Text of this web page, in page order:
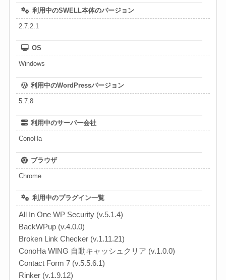
利用中のSWELL本体のバージョン
2.7.2.1
OS
Windows
利用中のWordPressバージョン
5.7.8
利用中のサーバー会社
ConoHa
ブラウザ
Chrome
利用中のプラグイン一覧
All In One WP Security (v.5.1.4)
BackWPup (v.4.0.0)
Broken Link Checker (v.1.11.21)
ConoHa WING 自動キャッシュクリア (v.1.0.0)
Contact Form 7 (v.5.5.6.1)
Rinker (v.1.9.12)